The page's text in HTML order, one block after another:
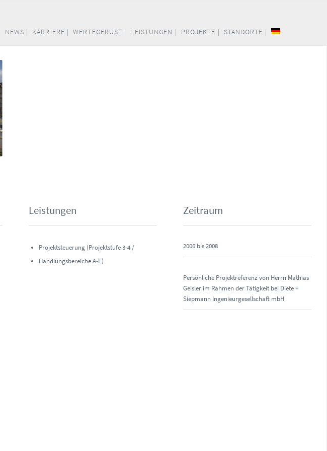
NEWS | KARRIERE | WERTEGERÜST | LEISTUNGEN | PROJEKTE | STANDORTE |
Leistungen
Projektsteuerung (Projektstufe 3-4 /
Handlungsbereiche A-E)
Zeitraum
2006 bis 2008
Persönliche Projektreferenz von Herrn Mathias
Geisler im Rahmen der Tätigkeit bei Diete +
Siepmann Ingenieurgesellschaft mbH